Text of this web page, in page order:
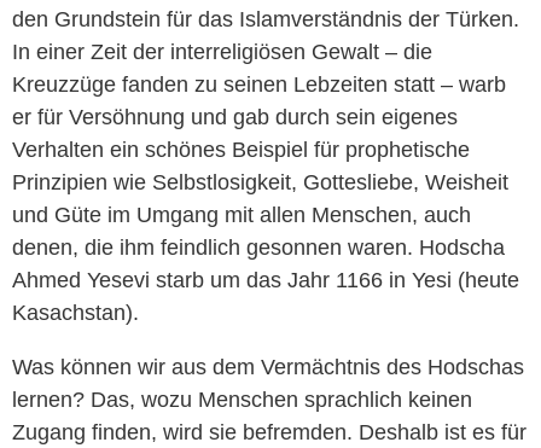
den Grundstein für das Islamverständnis der Türken.
In einer Zeit der interreligiösen Gewalt – die
Kreuzzüge fanden zu seinen Lebzeiten statt – warb
er für Versöhnung und gab durch sein eigenes
Verhalten ein schönes Beispiel für prophetische
Prinzipien wie Selbstlosigkeit, Gottesliebe, Weisheit
und Güte im Umgang mit allen Menschen, auch
denen, die ihm feindlich gesonnen waren. Hodscha
Ahmed Yesevi starb um das Jahr 1166 in Yesi (heute
Kasachstan).
Was können wir aus dem Vermächtnis des Hodschas
lernen? Das, wozu Menschen sprachlich keinen
Zugang finden, wird sie befremden. Deshalb ist es für